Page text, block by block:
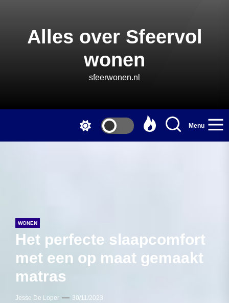
Alles over Sfeervol
wonen
sfeerwonen.nl
Menu
WONEN
Het perfecte slaapcomfort
met een op maat gemaakt
matras
Jesse De Loper 30/11/2023